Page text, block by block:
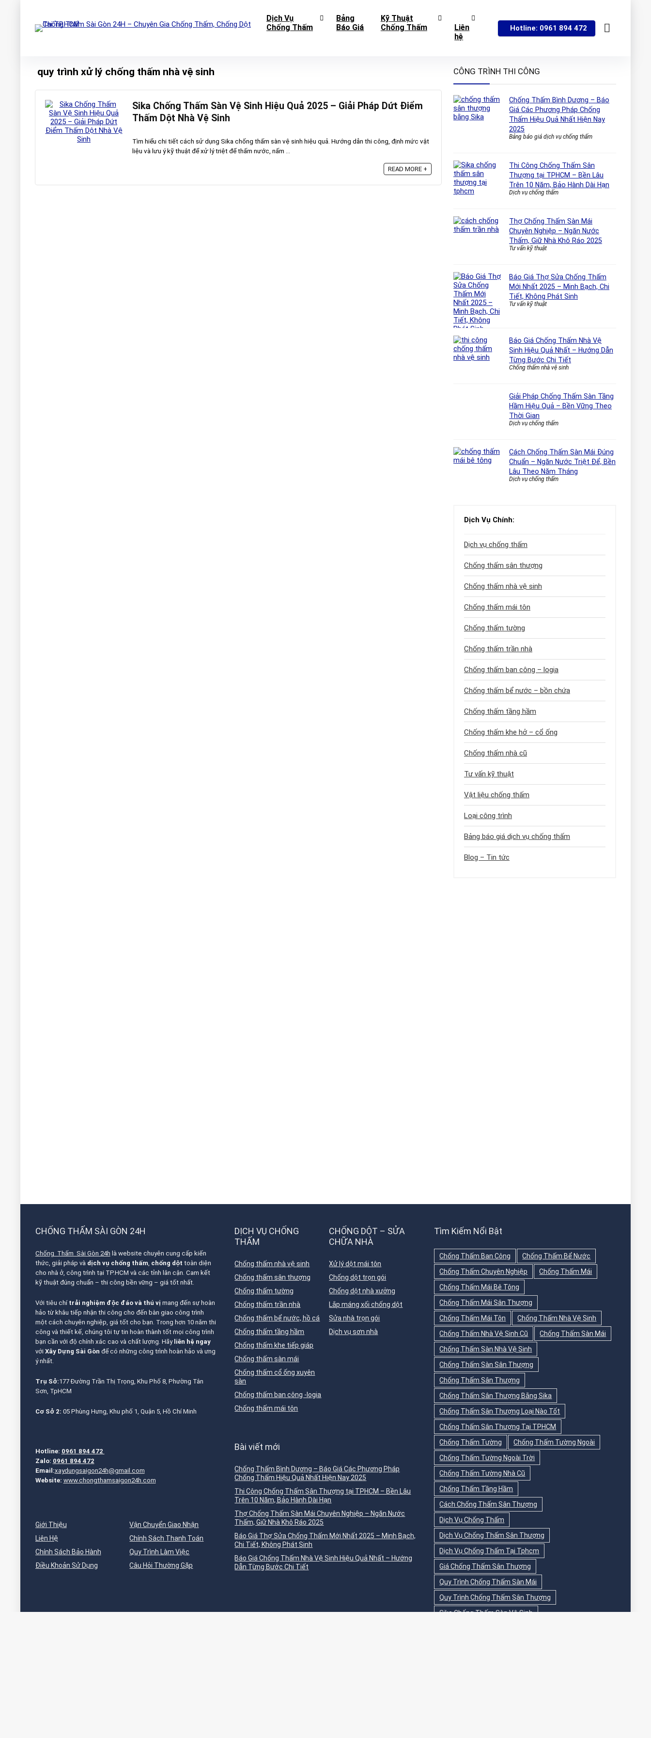
Dịch Vụ
Chống Thấm
Bảng
Báo Giá
Kỹ Thuật
Chống Thấm
Liên
hệ
Hotline: 0961 894 472
quy trình xử lý chống thấm nhà vệ sinh
Sika Chống Thấm Sàn Vệ Sinh Hiệu Quả 2025 – Giải Pháp Dứt Điểm
Thấm Dột Nhà Vệ Sinh
Tìm hiểu chi tiết cách sử dụng Sika chống thấm sàn vệ sinh hiệu quả. Hướng dẫn thi công, định mức vật
liệu và lưu ý kỹ thuật để xử lý triệt để thấm nước, nấm ...
READ MORE +
CÔNG TRÌNH THI CÔNG
Chống Thấm Bình Dương – Báo
Giá Các Phương Pháp Chống
Thấm Hiệu Quả Nhất Hiện Nay
2025
Bảng báo giá dịch vụ chống thấm
Thi Công Chống Thấm Sân
Thượng tại TPHCM – Bền Lâu
Trên 10 Năm, Bảo Hành Dài Hạn
Dịch vụ chống thấm
Thợ Chống Thấm Sàn Mái
Chuyên Nghiệp – Ngăn Nước
Thấm, Giữ Nhà Khô Ráo 2025
Tư vấn kỹ thuật
Báo Giá Thợ Sửa Chống Thấm
Mới Nhất 2025 – Minh Bạch, Chi
Tiết, Không Phát Sinh
Tư vấn kỹ thuật
Báo Giá Chống Thấm Nhà Vệ
Sinh Hiệu Quả Nhất – Hướng Dẫn
Từng Bước Chi Tiết
Chống thấm nhà vệ sinh
Giải Pháp Chống Thấm Sàn Tầng
Hầm Hiệu Quả – Bền Vững Theo
Thời Gian
Dịch vụ chống thấm
Cách Chống Thấm Sàn Mái Đúng
Chuẩn – Ngăn Nước Triệt Để, Bền
Lâu Theo Năm Tháng
Dịch vụ chống thấm
Dịch Vụ Chính:
Dịch vụ chống thấm
Chống thấm sân thượng
Chống thấm nhà vệ sinh
Chống thấm mái tôn
Chống thấm tường
Chống thấm trần nhà
Chống thấm ban công – logia
Chống thấm bể nước – bồn chứa
Chống thấm tầng hầm
Chống thấm khe hở – cổ ống
Chống thấm nhà cũ
Tư vấn kỹ thuật
Vật liệu chống thấm
Loại công trình
Bảng báo giá dịch vụ chống thấm
Blog – Tin tức
CHỐNG THẤM SÀI GÒN 24H
Chống Thấm Sài Gòn 24h là website chuyên cung cấp kiến
thức, giải pháp và dịch vụ chống thấm, chống dột toàn diện
cho nhà ở, công trình tại TP.HCM và các tỉnh lân cận. Cam kết
kỹ thuật đúng chuẩn – thi công bền vững – giá tốt nhất.
Với tiêu chí trải nghiệm độc đáo và thú vị mang đến sự hoàn
hảo từ khâu tiếp nhận thi công cho đến bàn giao công trình
một cách chuyên nghiệp, giá tốt cho bạn. Trong hơn 10 năm thi
công và thiết kế, chúng tôi tự tin hoàn thành tốt mọi công trình
bạn cần với độ chính xác cao và chất lượng. Hãy liên hệ ngay
với Xây Dựng Sài Gòn để có những công trình hoàn hảo và ưng
ý nhất.
Trụ Sở:177 Đường Trần Thị Trọng, Khu Phố 8, Phường Tân
Sơn, TpHCM
Cơ Sở 2: 05 Phùng Hưng, Khu phố 1, Quận 5, Hồ Chí Minh
Hotline: 0961 894 472
Zalo: 0961 894 472
Email:xaydungsaigon24h@gmail.com
Website: www.chongthamsaigon24h.com
Giới Thiệu
Liên Hệ
Chính Sách Bảo Hành
Điều Khoản Sử Dụng
Vận Chuyển Giao Nhận
Chính Sách Thanh Toán
Quy Trình Làm Việc
Câu Hỏi Thường Gặp
DỊCH VỤ CHỐNG
THẤM
Chống thấm nhà vệ sinh
Chống thấm sân thượng
Chống thấm tường
Chống thấm trần nhà
Chống thấm bể nước, hồ cá
Chống thấm tầng hầm
Chống thấm khe tiếp giáp
Chống thấm sàn mái
Chống thấm cổ ống xuyên
sàn
Chống thấm ban công -logia
Chống thấm mái tôn
CHỐNG DỘT – SỬA
CHỮA NHÀ
Xử lý dột mái tôn
Chống dột trọn gói
Chống dột nhà xưởng
Lắp máng xối chống dột
Sửa nhà trọn gói
Dịch vụ sơn nhà
Bài viết mới
Chống Thấm Bình Dương – Báo Giá Các Phương Pháp
Chống Thấm Hiệu Quả Nhất Hiện Nay 2025
Thi Công Chống Thấm Sân Thượng tại TPHCM – Bền Lâu
Trên 10 Năm, Bảo Hành Dài Hạn
Thợ Chống Thấm Sàn Mái Chuyên Nghiệp – Ngăn Nước
Thấm, Giữ Nhà Khô Ráo 2025
Báo Giá Thợ Sửa Chống Thấm Mới Nhất 2025 – Minh Bạch,
Chi Tiết, Không Phát Sinh
Báo Giá Chống Thấm Nhà Vệ Sinh Hiệu Quả Nhất – Hướng
Dẫn Từng Bước Chi Tiết
Tìm Kiếm Nổi Bật
Chống Thấm Ban Công
Chống Thấm Bể Nước
Chống Thấm Chuyên Nghiệp
Chống Thấm Mái
Chống Thấm Mái Bê Tông
Chống Thấm Mái Sân Thượng
Chống Thấm Mái Tôn
Chống Thấm Nhà Vệ Sinh
Chống Thấm Nhà Vệ Sinh Cũ
Chống Thấm Sàn Mái
Chống Thấm Sàn Nhà Vệ Sinh
Chống Thấm Sàn Sân Thượng
Chống Thấm Sân Thượng
Chống Thấm Sân Thượng Bằng Sika
Chống Thấm Sân Thượng Loại Nào Tốt
Chống Thấm Sân Thượng Tại TPHCM
Chống Thấm Tường
Chống Thấm Tường Ngoài
Chống Thấm Tường Ngoài Trời
Chống Thấm Tường Nhà Cũ
Chống Thấm Tầng Hầm
Cách Chống Thấm Sân Thượng
Dịch Vụ Chống Thấm
Dịch Vụ Chống Thấm Sân Thượng
Dịch Vụ Chống Thấm Tại Tphcm
Giá Chống Thấm Sân Thượng
Quy Trình Chống Thấm Sàn Mái
Quy Trình Chống Thấm Sân Thượng
Sika Chống Thấm Sàn Vệ Sinh